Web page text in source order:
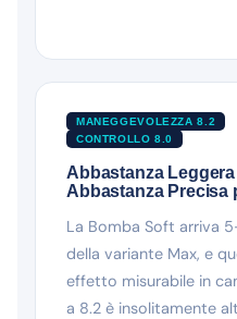
MANEGGEVOLEZZA 8.2
CONTROLLO 8.0
Abbastanza
Abbastanza Precisa
La Bomba Soft arriva
della variante Max, e
effetto misurabile in
a 8.2 è insolitamente